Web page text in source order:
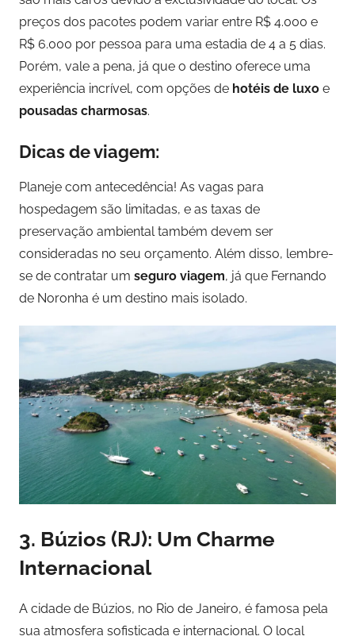
preços dos pacotes podem variar entre R$ 4.000 e
R$ 6.000 por pessoa para uma estadia de 4 a 5 dias.
Porém, vale a pena, já que o destino oferece uma
experiência incrível, com opções de hotéis de luxo e
pousadas charmosas.
Dicas de viagem:
Planeje com antecedência! As vagas para
hospedagem são limitadas, e as taxas de
preservação ambiental também devem ser
consideradas no seu orçamento. Além disso, lembre-
se de contratar um seguro viagem, já que Fernando
de Noronha é um destino mais isolado.
3. Búzios (RJ): Um Charme
Internacional
A cidade de Búzios, no Rio de Janeiro, é famosa pela
sua atmosfera sofisticada e internacional. O local